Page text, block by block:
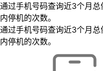
通过手机号码查询近3个月
内停机的次数。
通过手机号码查询近3个月
内停机的次数。